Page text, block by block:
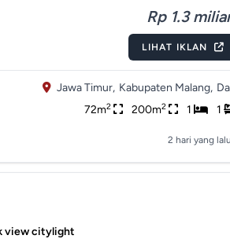
Rp 1.3
LIHAT IKLAN
Jawa Timur, Kabupaten Malang,
72m2 200m2 1 1
2 hari yang lalu
view citylight